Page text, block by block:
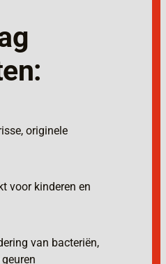
originele
voor kinderen en
van bacteriën,